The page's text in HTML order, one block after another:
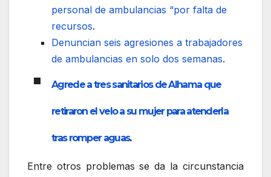
personal de ambulancias “por falta de
recursos.
Denuncian seis agresiones a trabajadores
de ambulancias en solo dos semanas.
Agrede a tres sanitarios de Alhama que
retiraron el velo a su mujer para atenderla
tras romper aguas.
Entre otros problemas se da la circunstancia